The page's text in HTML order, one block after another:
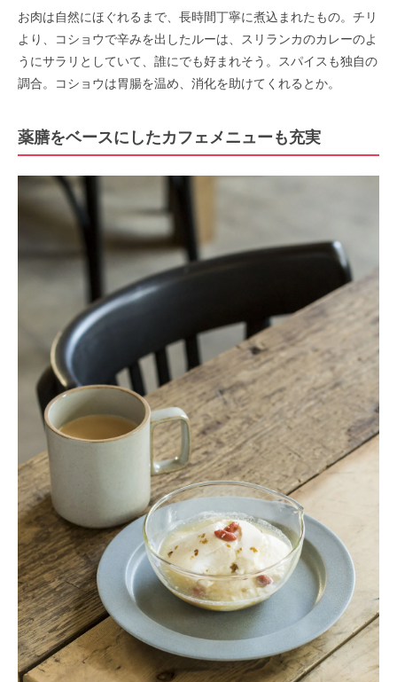
お肉は自然にほぐれるまで、長時間丁寧に煮込まれたもの。チリ
より、コショウで辛みを出したルーは、スリランカのカレーのよ
うにサラリとしていて、誰にでも好まれそう。スパイスも独自の
調合。コショウは胃腸を温め、消化を助けてくれるとか。
薬膳をベースにしたカフェメニューも充実